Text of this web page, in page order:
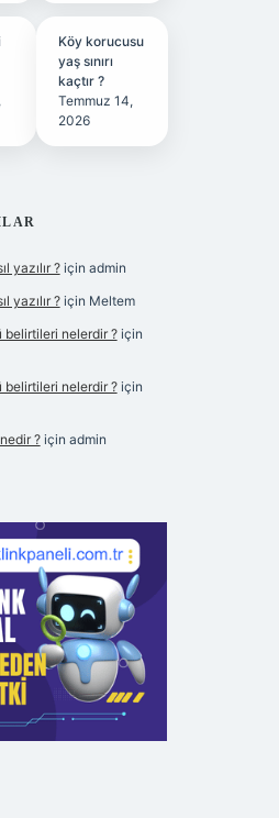
Köy korucusu
yaş sınırı
kaçtır ?
Temmuz 14,
2026
yazılır ?için admin
yazılır ?için Meltem
belirtileri nelerdir ?için
belirtileri nelerdir ?için
?için admin